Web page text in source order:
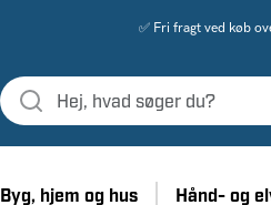
✅ Fri fragt ved køb
Byg, hjem og hus Hånd- og